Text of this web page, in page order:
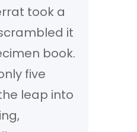
took a
it
book.
five
leap into